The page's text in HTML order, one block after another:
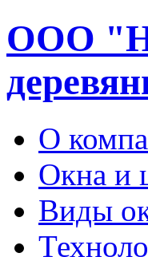
ООО
О
Окна и
Виды